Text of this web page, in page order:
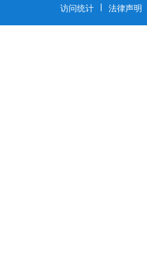
访问统计
法律声明